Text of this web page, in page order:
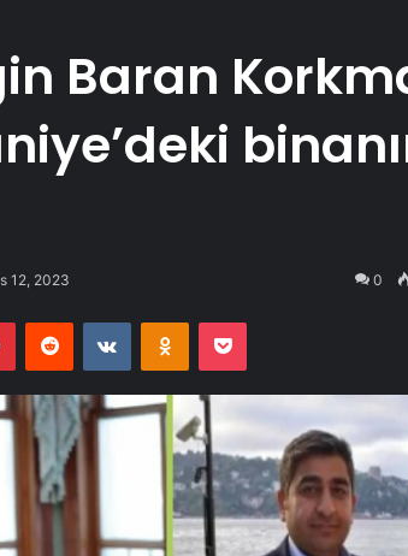
Baran
12, 2023 0
PinterestReddit VKontakteOdnoklassniki
Pocket